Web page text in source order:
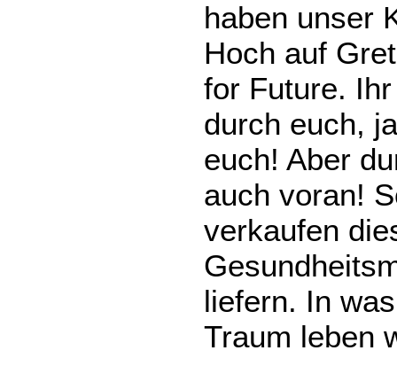
haben unser
Hoch auf
for Future.
durch euch,
euch! Aber
auch voran!
verkaufen
liefern. In
Traum leben